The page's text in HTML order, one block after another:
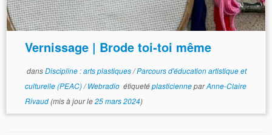
Vernissage | Brode toi-toi même
dansDiscipline : arts plastiques/Parcours d'éducation artistique et
culturelle (PEAC)/Webradio étiquetéplasticienneparAnne-Claire
Rivaud(mis à jour le25 mars 2024)